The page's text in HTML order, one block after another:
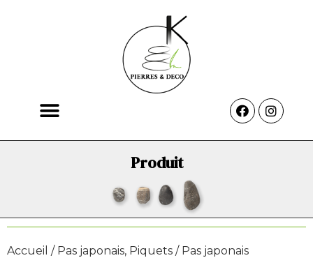
Produit
Accueil / Pas japonais, Piquets / Pas japonais